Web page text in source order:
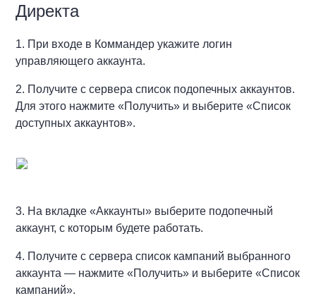
Директа
1. При входе в Коммандер укажите логин
управляющего аккаунта.
2. Получите с сервера список подопечных аккаунтов.
Для этого нажмите «Получить» и выберите «Список
доступных аккаунтов».
3. На вкладке «Аккаунты» выберите подопечный
аккаунт, с которым будете работать.
4. Получите с сервера список кампаний выбранного
аккаунта — нажмите «Получить» и выберите «Список
кампаний».